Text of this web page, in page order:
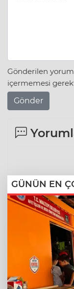
Gönderilen
içermemesi
Gönder
GÜNÜN EN